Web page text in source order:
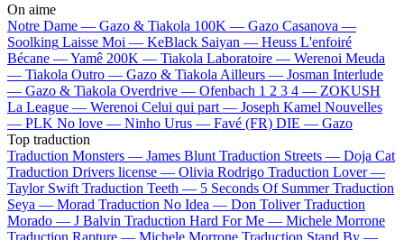
On aime
Notre Dame — Gazo & Tiakola 100K — Gazo Casanova —
Soolking Laisse Moi — KeBlack Saiyan — Heuss L'enfoiré
Bécane —Yamê 200K — Tiakola Laboratoire — Werenoi Meuda
— Tiakola Outro — Gazo & Tiakola Ailleurs — Josman Interlude
— Gazo & Tiakola Overdrive — Ofenbach 1 2 3 4 — ZOKUSH
La League — Werenoi Celui qui part — Joseph Kamel Nouvelles
— PLK No love — Ninho Urus — Favé (FR) DIE — Gazo
Top traduction
Traduction Monsters — James Blunt Traduction Streets — Doja Cat
Traduction Drivers license — Olivia Rodrigo Traduction Lover —
Taylor Swift Traduction Teeth — 5 Seconds Of Summer Traduction
Seya — Morad Traduction No Idea — Don Toliver Traduction
Morado — J Balvin Traduction Hard For Me — Michele Morrone
Traduction Rapture — Michele Morrone Traduction Stand By —